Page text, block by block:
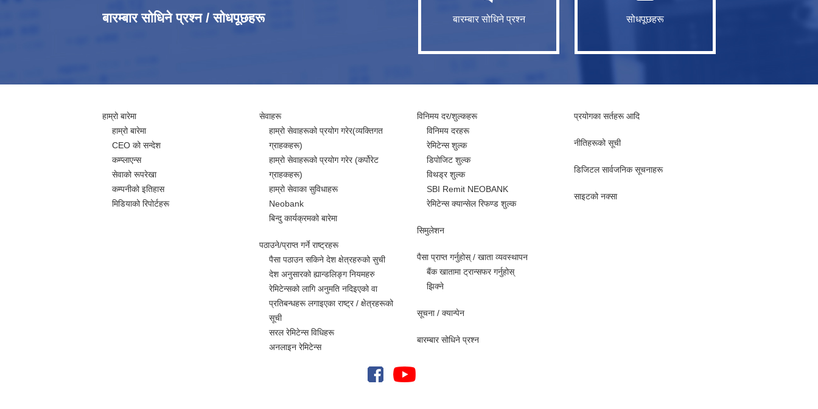
बारम्बार सोधिने प्रश्न / सोधपूछहरू बारम्बार सोधिने प्रश्न सोधपूछहरू
हाम्रो बारेमा
हाम्रो बारेमा
CEO को सन्देश
कम्प्लाएन्स
सेवाको रूपरेखा
कम्पनीको इतिहास
मिडियाको रिपोर्टहरू
सेवाहरू
हाम्रो सेवाहरूको प्रयोग गरेर(व्यक्तिगत
ग्राहकहरू)
हाम्रो सेवाहरूको प्रयोग गरेर (कर्पोरेट
ग्राहकहरू)
हाम्रो सेवाका सुविधाहरू
Neobank
बिन्दु कार्यक्रमको बारेमा
पठाउने/प्राप्त गर्ने राष्ट्रहरू
पैसा पठाउन सकिने देश क्षेत्रहरुको सुची
देश अनुसारको ह्यान्डलिङ्ग नियमहरु
रेमिटेन्सको लागि अनुमति नदिइएको वा
प्रतिबन्धहरू लगाइएका राष्ट्र / क्षेत्रहरूको
सूची
सरल रेमिटेन्स विधिहरू
अनलाइन रेमिटेन्स
विनिमय दर/शुल्कहरू
विनिमय दरहरू
रेमिटेन्स शुल्क
डिपोजिट शुल्क
विथड्र शुल्क
SBI Remit NEOBANK
रेमिटेन्स क्यान्सेल रिफण्ड शुल्क
सिमुलेशन
पैसा प्राप्त गर्नुहोस् / खाता व्यवस्थापन
बैंक खातामा ट्रान्सफर गर्नुहोस्
झिक्ने
सूचना / क्यान्पेन
बारम्बार सोधिने प्रश्न
प्रयोगका सर्तहरू आदि
नीतिहरूको सूची
​​डिजिटल सार्वजनिक सूचनाहरू
साइटको नक्सा